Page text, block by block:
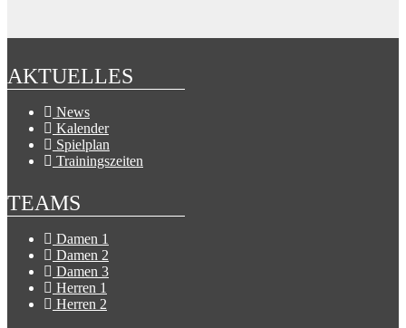
AKTUELLES
News
Kalender
Spielplan
Trainingszeiten
TEAMS
Damen 1
Damen 2
Damen 3
Herren 1
Herren 2